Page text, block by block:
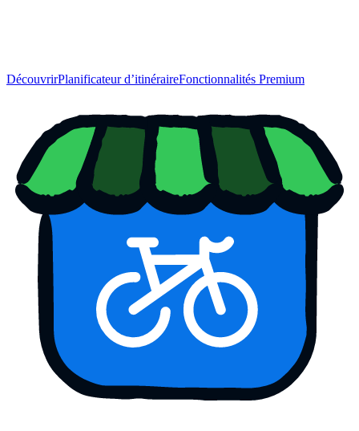
DécouvrirPlanificateur d’itinéraireFonctionnalités Premium